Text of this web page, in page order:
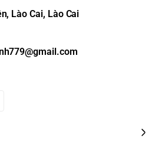
Lào Cai, Lào Cai